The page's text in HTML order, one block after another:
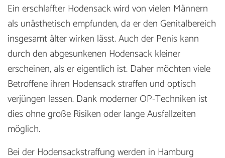
Ein erschlaffter Hodensack wird von vielen Männern
als unästhetisch empfunden, da er den Genitalbereich
insgesamt älter wirken lässt. Auch der Penis kann
durch den abgesunkenen Hodensack kleiner
erscheinen, als er eigentlich ist. Daher möchten viele
Betroffene ihren Hodensack straffen und optisch
verjüngen lassen. Dank moderner OP-Techniken ist
dies ohne große Risiken oder lange Ausfallzeiten
möglich.
Bei der Hodensackstraffung werden in Hamburg